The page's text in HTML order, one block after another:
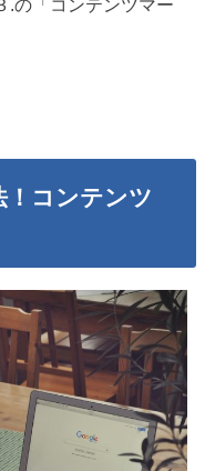
.の「コンテンツマー
コンテンツ